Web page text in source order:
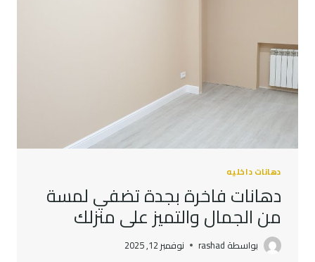
دهانات داخليه
دهانات فاخرة بجدة تضفي لمسة
من الجمال والتميز على منزلك
بواسطة rashad نوفمبر 12, 2025